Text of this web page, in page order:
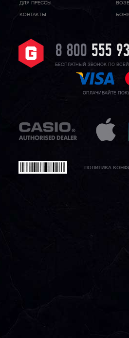
ДЛЯ ПРЕССЫ
КОНТАКТЫ
8 800 555
БЕСПЛАТНЫЙ ЗВОНОК ПО
ОПЛАЧИВАЙТЕ
ПОЛИТИКА